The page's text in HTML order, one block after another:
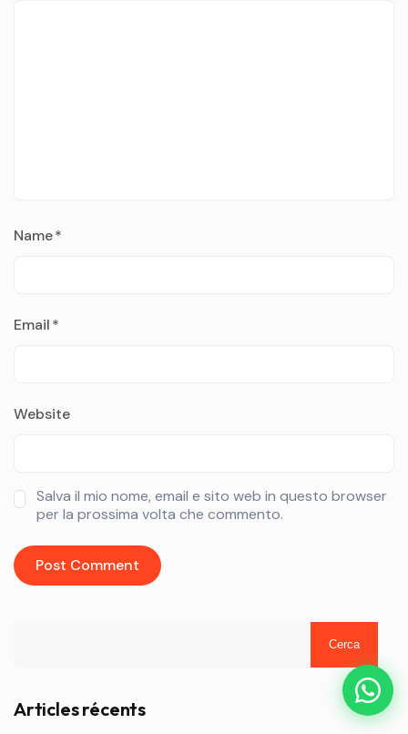
Name*
Email*
Website
Salva il mio nome, email e sito web in questo browser
per la prossima volta che commento.
Cerca
Articles récents